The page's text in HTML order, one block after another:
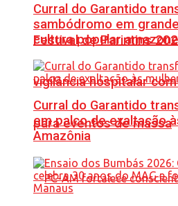
Festival de Parintins
vigilância hospitalar
para eventos de massa
Curral do Garantido
sambódromo em
cultura popular
Curral do Garantido
em palco de exaltação
Amazônia